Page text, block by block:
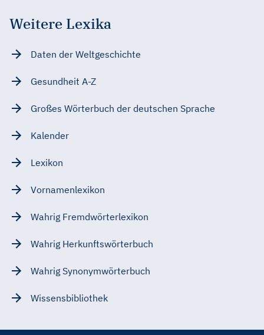
Weitere Lexika
Daten der Weltgeschichte
Gesundheit A-Z
Großes Wörterbuch der deutschen Sprache
Kalender
Lexikon
Vornamenlexikon
Wahrig Fremdwörterlexikon
Wahrig Herkunftswörterbuch
Wahrig Synonymwörterbuch
Wissensbibliothek